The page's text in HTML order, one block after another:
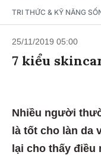
TRI THỨC & KỸ NĂNG
25/11/2019 05:00
7 kiểu
Nhiều người
là tốt cho làn da
lại cho thấy điều